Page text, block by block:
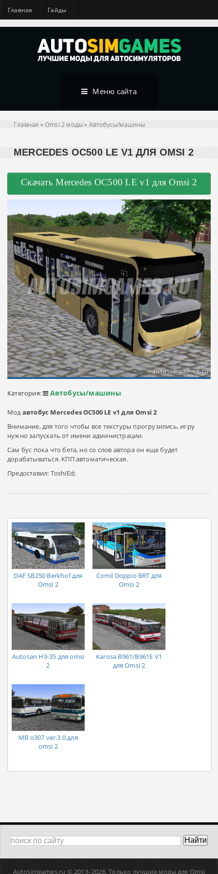
Главная Гайды
Меню сайта
Главная»Omsi 2 моды»Автобусы/машины
MERCEDES OC500 LE V1 ДЛЯ OMSI 2
Скачать Mercedes OC500 LE v1 для Omsi 2
Категория: Автобусы/машины
Модавтобус Mercedes OC500 LE v1 для Omsi 2
Внимание, для того чтобы все текстуры прогрузились, игру
нужно запускать от имени администрации.
Сам бус пока что бета, но со слов автора он еще будет
дорабатываться. КПП автоматическая.
Предоставил: ToshiEd;
DAF SB250 Berkhof для
Omsi 2
Comil Doppio BRT для
Omsi 2
Autosan H9-35 для omsi
2
Karosa B961/B961E V1
для Omsi 2
MB o307 ver.3.0 для
omsi 2
Autosimgames.ru © 2013–2026. Только лучшие моды для Omsi